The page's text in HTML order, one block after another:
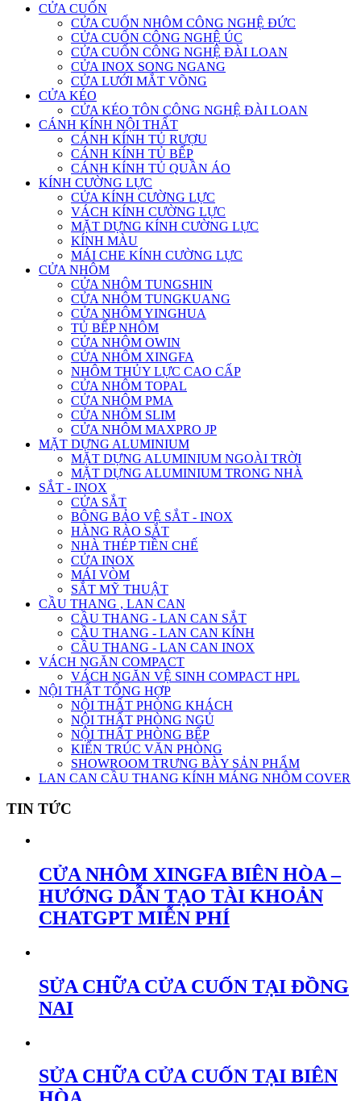
CỬA CUỐN
CỬA CUỐN NHÔM CÔNG NGHỆ ĐỨC
CỬA CUỐN CÔNG NGHỆ ÚC
CỬA CUỐN CÔNG NGHỆ ĐÀI LOAN
CỬA INOX SONG NGANG
CỬA LƯỚI MẮT VÕNG
CỬA KÉO
CỬA KÉO TÔN CÔNG NGHỆ ĐÀI LOAN
CÁNH KÍNH NỘI THẤT
CÁNH KÍNH TỦ RƯỢU
CÁNH KÍNH TỦ BẾP
CÁNH KÍNH TỦ QUẦN ÁO
KÍNH CƯỜNG LỰC
CỬA KÍNH CƯỜNG LỰC
VÁCH KÍNH CƯỜNG LỰC
MẶT DỰNG KÍNH CƯỜNG LỰC
KÍNH MÀU
MÁI CHE KÍNH CƯỜNG LỰC
CỬA NHÔM
CỬA NHÔM TUNGSHIN
CỬA NHÔM TUNGKUANG
CỬA NHÔM YINGHUA
TỦ BẾP NHÔM
CỬA NHÔM OWIN
CỬA NHÔM XINGFA
NHÔM THỦY LỰC CAO CẤP
CỬA NHÔM TOPAL
CỬA NHÔM PMA
CỬA NHÔM SLIM
CỬA NHÔM MAXPRO JP
MẶT DỰNG ALUMINIUM
MẶT DỰNG ALUMINIUM NGOÀI TRỜI
MẶT DỰNG ALUMINIUM TRONG NHÀ
SẮT - INOX
CỬA SẮT
BÔNG BẢO VỆ SẮT - INOX
HÀNG RÀO SẮT
NHÀ THÉP TIỀN CHẾ
CỬA INOX
MÁI VÒM
SẮT MỸ THUẬT
CẦU THANG , LAN CAN
CẦU THANG - LAN CAN SẮT
CẦU THANG - LAN CAN KÍNH
CẦU THANG - LAN CAN INOX
VÁCH NGĂN COMPACT
VÁCH NGĂN VỆ SINH COMPACT HPL
NỘI THẤT TỔNG HỢP
NỘI THẤT PHÒNG KHÁCH
NỘI THẤT PHÒNG NGỦ
NỘI THẤT PHÒNG BẾP
KIẾN TRÚC VĂN PHÒNG
SHOWROOM TRƯNG BÀY SẢN PHẨM
LAN CAN CẦU THANG KÍNH MÁNG NHÔM COVER
TIN TỨC
CỬA NHÔM XINGFA BIÊN HÒA –
HƯỚNG DẪN TẠO TÀI KHOẢN
CHATGPT MIỄN PHÍ
SỬA CHỮA CỬA CUỐN TẠI ĐỒNG
NAI
SỬA CHỮA CỬA CUỐN TẠI BIÊN